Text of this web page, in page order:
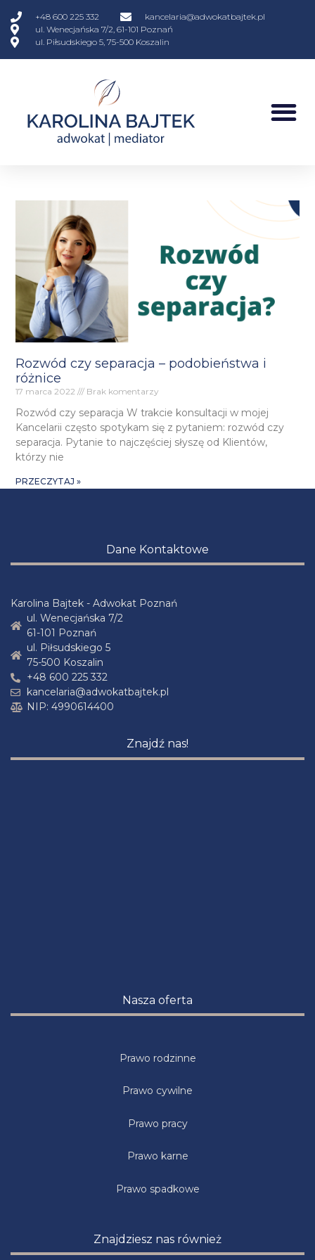
+48 600 225 332
kancelaria@adwokatbajtek.pl
ul. Wenecjańska 7/2, 61-101 Poznań
ul. Piłsudskiego 5, 75-500 Koszalin
Rozwód czy separacja – podobieństwa i
różnice
17 marca 2022 Brak komentarzy
Rozwód czy separacja W trakcie konsultacji w mojej
Kancelarii często spotykam się z pytaniem: rozwód czy
separacja. Pytanie to najczęściej słyszę od Klientów,
którzy nie
PRZECZYTAJ »
Dane Kontaktowe
Karolina Bajtek - Adwokat Poznań
ul. Wenecjańska 7/2
61-101 Poznań
ul. Piłsudskiego 5
75-500 Koszalin
+48 600 225 332
kancelaria@adwokatbajtek.pl
NIP: 4990614400
Znajdź nas!
Nasza oferta
Prawo rodzinne
Prawo cywilne
Prawo pracy
Prawo karne
Prawo spadkowe
Znajdziesz nas również